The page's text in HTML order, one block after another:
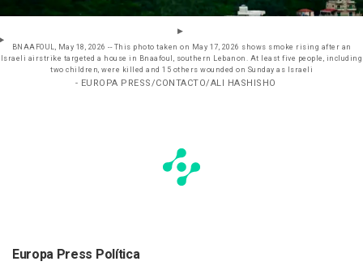
BNAAFOUL, May 18, 2026 -- This photo taken on May 17, 2026 shows smoke rising after an
Israeli airstrike targeted a house in Bnaafoul, southern Lebanon. At least five people, including
two children, were killed and 15 others wounded on Sunday as Israeli
- EUROPA PRESS/CONTACTO/ALI HASHISHO
Europa Press Política